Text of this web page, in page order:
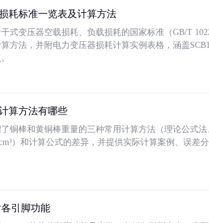
耗标准一览表及计算方法
式变压器空载损耗、负载损耗的国家标准（GB/T
方法，并附电力变压器损耗计算实例表格，涵盖
算方法有哪些
铜棒和黄铜棒重量的三种常用计算方法（理论公式
）和计算公式的差异，并提供实际计算案例、误差
引脚功能